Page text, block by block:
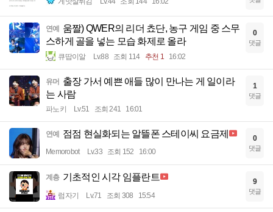
연예 움짤) QWER의 리더 쵸단, 농구 게임 중 스무
스하게 골을 넣는 모습 화제로 올라
큐땁이알 Lv.88 조회 114 추천 1 16:02
0
댓글
유머 출장 가서 예쁜 애들 많이 만나는 게 일이라
는 사람
파노키 Lv.51 조회 241 16:01
1
댓글
연예 점점 현실화되는 알뜰폰 스테이씨 요금제
Memorobot Lv.33 조회 152 16:00
0
댓글
계층 기초적인 시각 임플란트
럼자기 Lv.71 조회 308 15:54
9
댓글